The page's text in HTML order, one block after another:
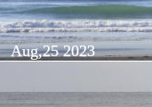
Aug,25 2023